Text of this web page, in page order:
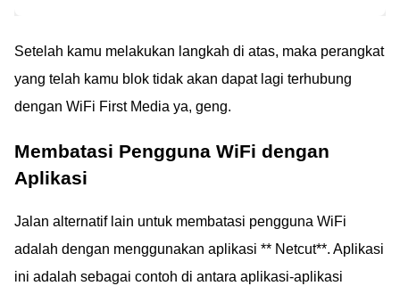
Setelah kamu melakukan langkah di atas, maka perangkat
yang telah kamu blok tidak akan dapat lagi terhubung
dengan WiFi First Media ya, geng.
Membatasi Pengguna WiFi dengan
Aplikasi
Jalan alternatif lain untuk membatasi pengguna WiFi
adalah dengan menggunakan aplikasi ** Netcut**. Aplikasi
ini adalah sebagai contoh di antara aplikasi-aplikasi